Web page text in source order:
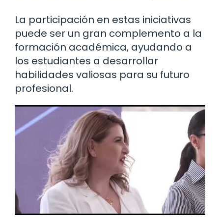
La participación en estas iniciativas
puede ser un gran complemento a la
formación académica, ayudando a
los estudiantes a desarrollar
habilidades valiosas para su futuro
profesional.